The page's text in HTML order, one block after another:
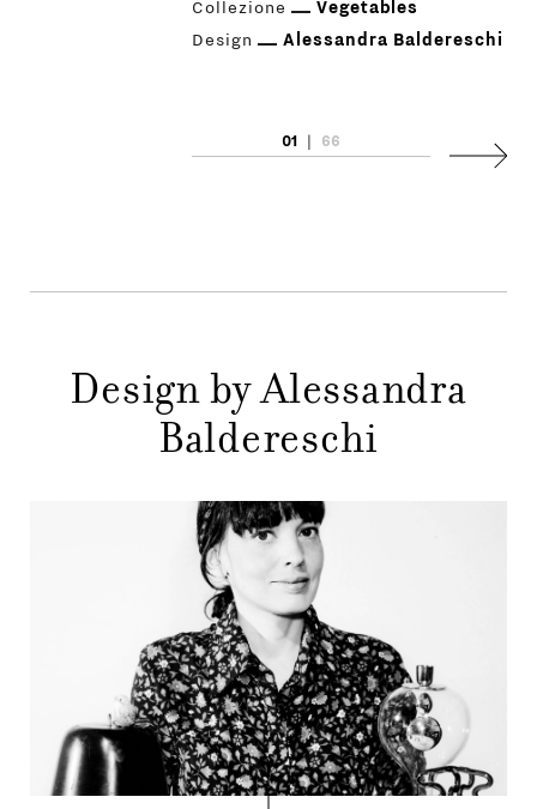
MENU
PRINCIPALE
PRODOTTI
STORE
CONTATTI
Collezione
Vegetables
Design
Alessandra Baldereschi
01 | 66
Design by Alessandra
Baldereschi